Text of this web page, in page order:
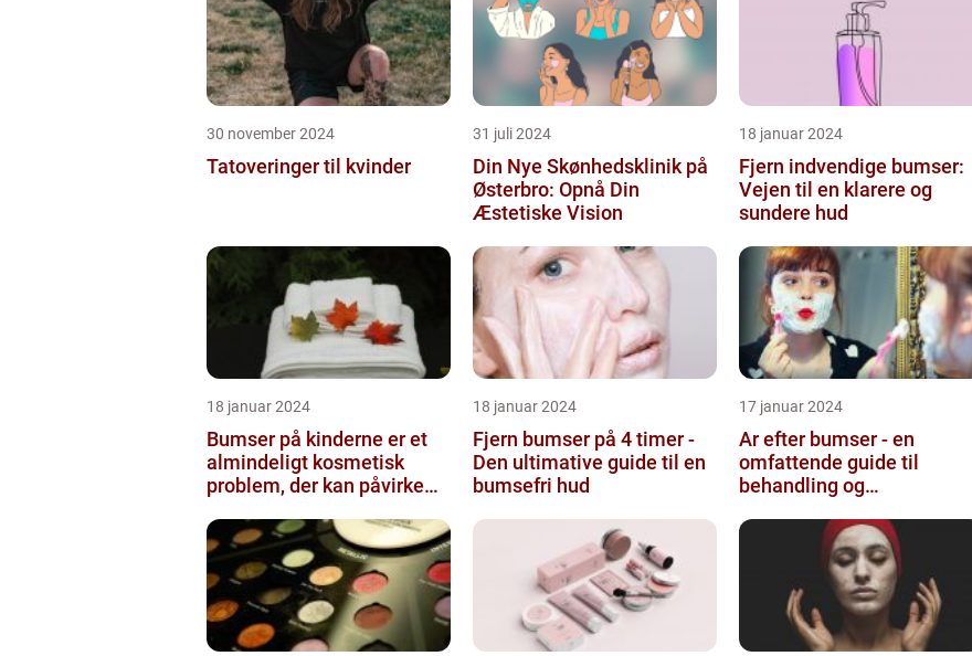
30 november 2024
Tatoveringer til kvinder
31 juli 2024
Din Nye Skønhedsklinik på
Østerbro: Opnå Din
Æstetiske Vision
18 januar 2024
Fjern indvendige bumser:
Vejen til en klarere og
sundere hud
18 januar 2024
Bumser på kinderne er et
almindeligt kosmetisk
problem, der kan påvirke
18 januar 2024
Fjern bumser på 4 timer -
Den ultimative guide til en
bumsefri hud
17 januar 2024
Ar efter bumser - en
omfattende guide til
behandling og